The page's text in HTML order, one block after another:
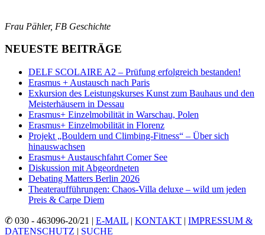
Frau Pähler, FB Geschichte
NEUESTE BEITRÄGE
DELF SCOLAIRE A2 – Prüfung erfolgreich bestanden!
Erasmus + Austausch nach Paris
Exkursion des Leistungskurses Kunst zum Bauhaus und den
Meisterhäusern in Dessau
Erasmus+ Einzelmobilität in Warschau, Polen
Erasmus+ Einzelmobilität in Florenz
Projekt „Bouldern und Climbing-Fitness“ – Über sich
hinauswachsen
Erasmus+ Austauschfahrt Comer See
Diskussion mit Abgeordneten
Debating Matters Berlin 2026
Theateraufführungen: Chaos-Villa deluxe – wild um jeden
Preis & Carpe Diem
✆ 030 - 463096-20/21 | E-MAIL | KONTAKT | IMPRESSUM &
DATENSCHUTZ | SUCHE